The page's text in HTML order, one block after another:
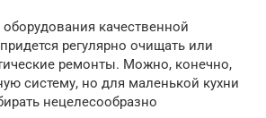
качественной
регулярно очищать или
ремонты. Можно, конечно,
систему, но для маленькой кухни
нецелесообразно